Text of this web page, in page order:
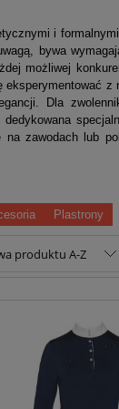
i
bywa
możliwej
z
Dla
zawodach lub
Plastrony
produktu A-Z